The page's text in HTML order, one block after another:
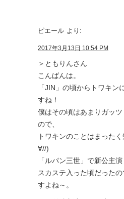
ピエール より:
2017年3月13日 10:54 PM
＞ともりんさん
こんばんは。
「JIN」の頃からトワキン
すね！
僕はその頃はあまりガッ
ので、
トワキンのことはまった
∀//)
「ルパン三世」で新公主
スカステ入った頃だった
すよね～。